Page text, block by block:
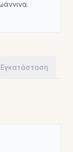
Εγκατάσταση